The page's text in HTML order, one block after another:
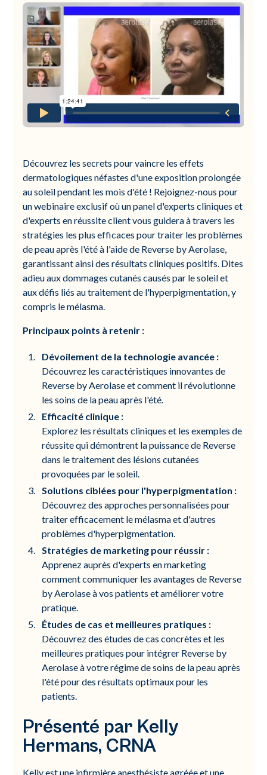
Découvrez les secrets pour vaincre les effets
dermatologiques néfastes d'une exposition prolongée
au soleil pendant les mois d'été ! Rejoignez-nous pour
un webinaire exclusif où un panel d'experts cliniques et
d'experts en réussite client vous guidera à travers les
stratégies les plus efficaces pour traiter les problèmes
de peau après l'été à l'aide de Reverse by Aerolase,
garantissant ainsi des résultats cliniques positifs. Dites
adieu aux dommages cutanés causés par le soleil et
aux défis liés au traitement de l'hyperpigmentation, y
compris le mélasma.
Principaux points à retenir :
Dévoilement de la technologie avancée :
Découvrez les caractéristiques innovantes de
Reverse by Aerolase et comment il révolutionne
les soins de la peau après l'été.
Efficacité clinique :
Explorez les résultats cliniques et les exemples de
réussite qui démontrent la puissance de Reverse
dans le traitement des lésions cutanées
provoquées par le soleil.
Solutions ciblées pour l'hyperpigmentation :
Découvrez des approches personnalisées pour
traiter efficacement le mélasma et d'autres
problèmes d'hyperpigmentation.
Stratégies de marketing pour réussir :
Apprenez auprès d'experts en marketing
comment communiquer les avantages de Reverse
by Aerolase à vos patients et améliorer votre
pratique.
Études de cas et meilleures pratiques :
Découvrez des études de cas concrètes et les
meilleures pratiques pour intégrer Reverse by
Aerolase à votre régime de soins de la peau après
l'été pour des résultats optimaux pour les
patients.
Présenté par Kelly
Hermans, CRNA
Kelly est une infirmière anesthésiste agréée et une